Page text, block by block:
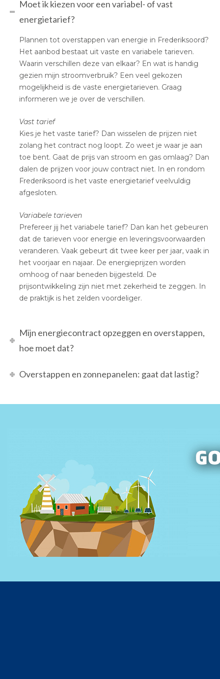
Moet ik kiezen voor een variabel- of vast
energietarief?
Plannen tot overstappen van energie in Frederiksoord?
Het aanbod bestaat uit vaste en variabele tarieven.
Waarin verschillen deze van elkaar? En wat is handig
gezien mijn stroomverbruik? Een veel gekozen
mogelijkheid is de vaste energietarieven. Graag
informeren we je over de verschillen.
Vast tarief
Kies je het vaste tarief? Dan wisselen de prijzen niet
zolang het contract nog loopt. Zo weet je waar je aan
toe bent. Gaat de prijs van stroom en gas omlaag? Dan
dalen de prijzen voor jouw contract niet. In en rondom
Frederiksoord is het vaste energietarief veelvuldig
afgesloten.
Variabele tarieven
Prefereer jij het variabele tarief? Dan kan het gebeuren
dat de tarieven voor energie en leveringsvoorwaarden
veranderen. Vaak gebeurt dit twee keer per jaar, vaak in
het voorjaar en najaar. De energieprijzen worden
omhoog of naar beneden bijgesteld. De
prijsontwikkeling zijn niet met zekerheid te zeggen. In
de praktijk is het zelden voordeliger.
Mijn energiecontract opzeggen en overstappen,
hoe moet dat?
Overstappen en zonnepanelen: gaat dat lastig?